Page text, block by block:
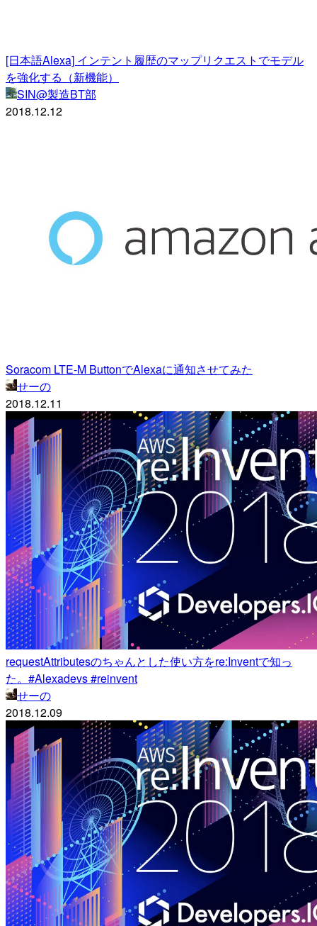
[日本語Alexa] インテント履歴のマップリクエストでモデル
を強化する（新機能）
SIN@製造BT部
2018.12.12
Soracom LTE-M ButtonでAlexaに通知させてみた
せーの
2018.12.11
requestAttributesのちゃんとした使い方をre:Inventで知っ
た。#Alexadevs #reinvent
せーの
2018.12.09